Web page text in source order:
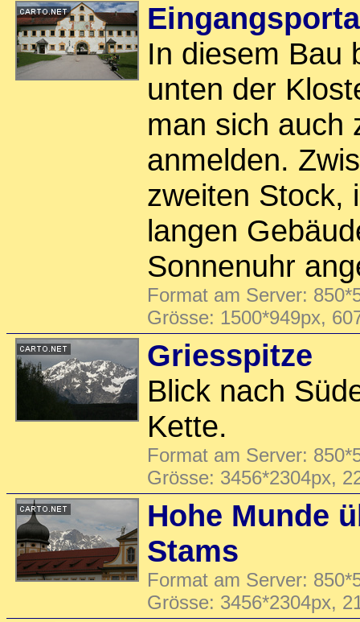
In diesem Bau
unten der
man sich auch
anmelden.
zweiten Stock,
langen
Sonnenuhr
Format am Server:
Grösse: 1500*949px,
Griesspitze
Blick nach
Kette.
Format am Server:
Grösse: 3456*2304px,
Hohe Munde
Stams
Format am Server:
Grösse: 3456*2304px,